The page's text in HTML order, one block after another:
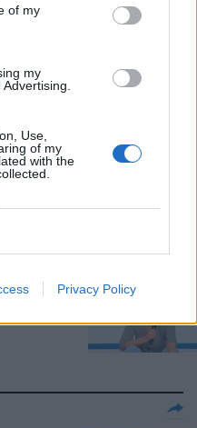
of my
my
Use,
of my
with the
Privacy Policy
e il
che
De